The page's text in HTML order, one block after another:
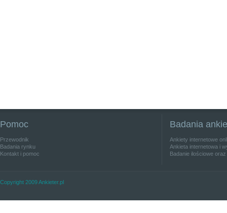
Pomoc
Przewodnik
Badania rynku
Kontakt i pomoc
Badania
Ankiety internetowe
Ankieta internetowa i
Badanie ilościowe
Copyright 2009 Ankieter.pl